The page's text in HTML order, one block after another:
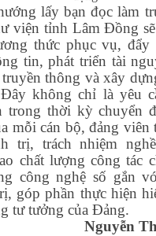
lấy bạn đọc làm
viện tỉnh Lâm Đồng
thức phục vụ, đẩy
tin, phát triển tài
thông và xây
không chỉ là yêu
trong thời kỳ chuyển
mỗi cán bộ, đảng viên
trị, trách nhiệm
chất lượng công tác
công nghệ số gắn
góp phần thực hiện
tư tưởng của Đảng.
Nguyễn